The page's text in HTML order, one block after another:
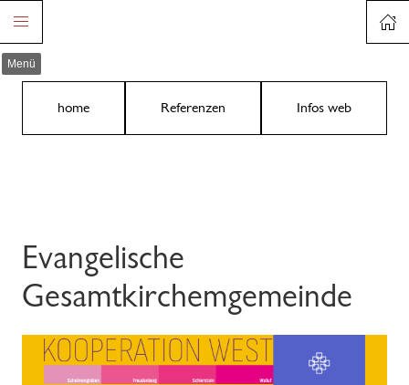
home Referenzen Infos web
Evangelische
Gesamtkirchemgemeinde
Menü